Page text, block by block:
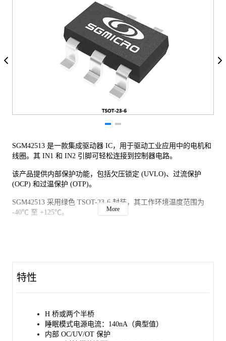
SGM42513 是一款集成驱动器 IC，用于驱动工业应用中的电机和
线圈。其 IN1 和 IN2 引脚可轻松连接到控制器电路。
该产品提供内部保护功能，包括欠压锁定 (UVLO)、过流保护
(OCP) 和过温保护 (OTP)。
SGM42513 采用绿色 TSOT-23-6 封装，其工作环境温度范围为
-40℃ 至 +125℃。
More
特性
H 桥或两个半桥
睡眠模式电源电流：140nA（典型值）
内部 OC/UV/OT 保护